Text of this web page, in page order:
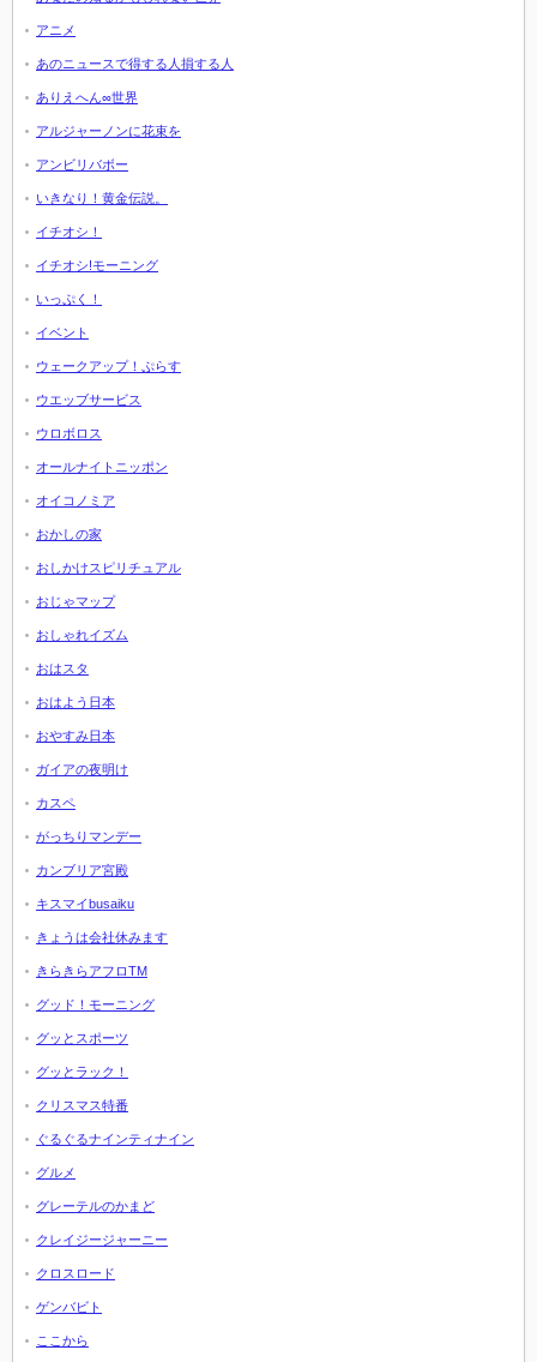
アニメ
あのニュースで得する人損する人
ありえへん∞世界
アルジャーノンに花束を
アンビリバボー
いきなり！黄金伝説。
イチオシ！
イチオシ!モーニング
いっぷく！
イベント
ウェークアップ！ぷらす
ウエッブサービス
ウロボロス
オールナイトニッポン
オイコノミア
おかしの家
おしかけスピリチュアル
おじゃマップ
おしゃれイズム
おはスタ
おはよう日本
おやすみ日本
ガイアの夜明け
カスペ
がっちりマンデー
カンブリア宮殿
キスマイbusaiku
きょうは会社休みます
きらきらアフロTM
グッド！モーニング
グッとスポーツ
グッとラック！
クリスマス特番
ぐるぐるナインティナイン
グルメ
グレーテルのかまど
クレイジージャーニー
クロスロード
ゲンバビト
ここから